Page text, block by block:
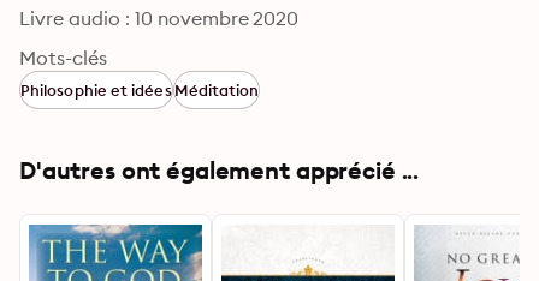
Livre audio : 10 novembre 2020
Mots-clés
Philosophie et idéesMéditation
D'autres ont également apprécié ...